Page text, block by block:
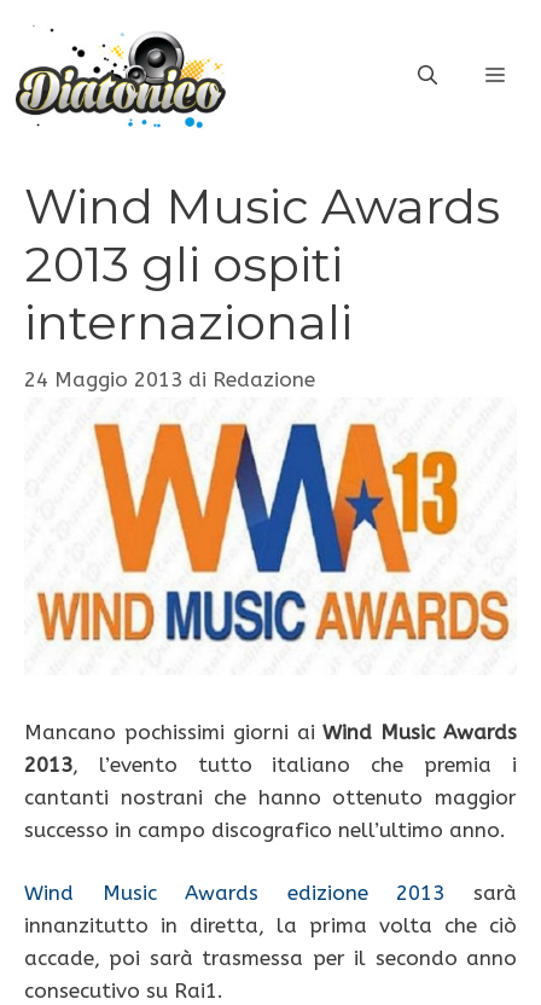
contenuto
Wind Music Awards
2013 gli ospiti
internazionali
24 Maggio 2013 di Redazione
Mancano pochissimi giorni aiWind Music Awards
2013, l’evento tutto italiano che premia i
cantanti nostrani che hanno ottenuto maggior
successo in campo discografico nell’ultimo anno.
Wind Music Awards edizione 2013 sarà
innanzitutto in diretta, la prima volta che ciò
accade, poi sarà trasmessa per il secondo anno
consecutivo su Rai1.